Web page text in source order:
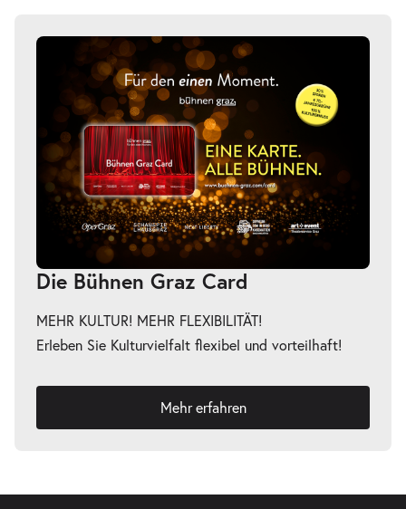
Die Bühnen Graz Card
MEHR KULTUR! MEHR FLEXIBILITÄT!
Erleben Sie Kulturvielfalt flexibel und vorteilhaft!
Mehr erfahren